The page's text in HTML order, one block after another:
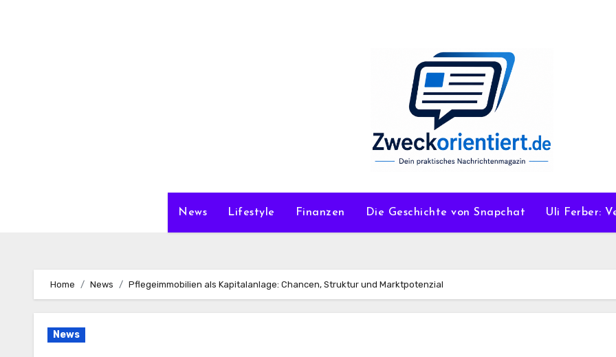
News Lifestyle Finanzen Die Geschichte von Snapchat Uli Ferber:
Home News Pflegeimmobilien als Kapitalanlage: Chancen, Struktur und Marktpotenzial
News